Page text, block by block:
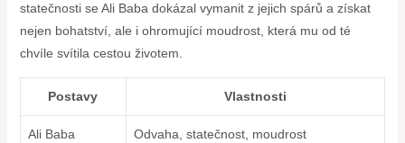
statečnosti se Ali Baba dokázal vymanit z jejich spárů a získat
nejen bohatství, ale i ohromující moudrost, která mu od té
chvíle svítila cestou životem.
Postavy Vlastnosti
Ali Baba Odvaha, statečnost, moudrost